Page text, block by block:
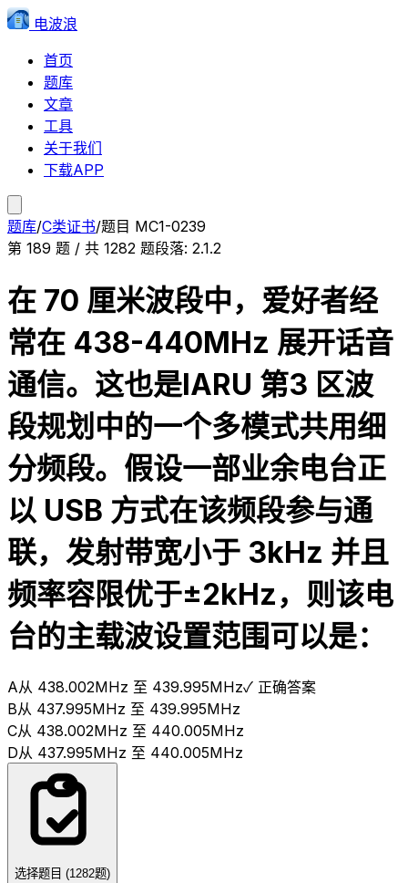
电波浪
首页
题库
文章
工具
关于我们
下载APP
题库/C类证书/题目 MC1-0239
第 189 题 / 共 1282 题段落: 2.1.2
在 70 厘米波段中，爱好者经
常在 438-440MHz 展开话音
通信。这也是IARU 第3 区波
段规划中的一个多模式共用细
分频段。假设一部业余电台正
以 USB 方式在该频段参与通
联，发射带宽小于 3kHz 并且
频率容限优于±2kHz，则该电
台的主载波设置范围可以是：
A从 438.002MHz 至 439.995MHz✓ 正确答案
B从 437.995MHz 至 439.995MHz
C从 438.002MHz 至 440.005MHz
D从 437.995MHz 至 440.005MHz
选择题目 (1282题)